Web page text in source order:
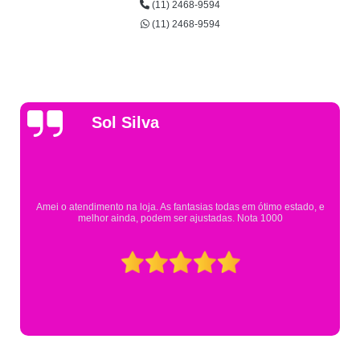
(11) 2468-9594
(11) 2468-9594
Gsutavo Pinto
Pesquisei em mais de 20 lojas e só encontrei a fantasia de meu filho na
Eureka. Cheguei praticamente no horário em que estavam fechando e
mesmo assim fui muito bem atendido.